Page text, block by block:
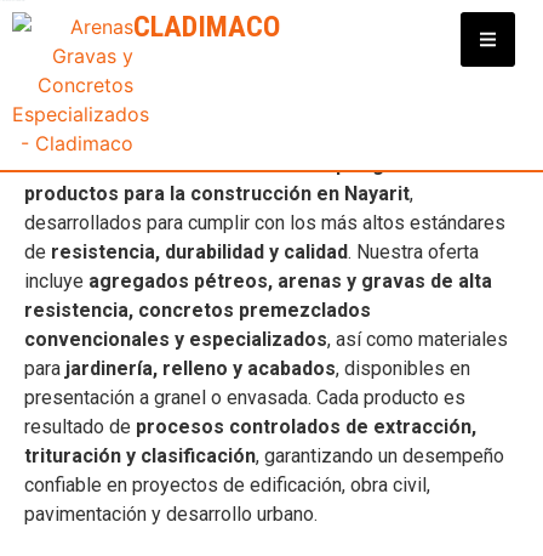
CLADIMACO
PROVEEDORES DE
CONSTRUCCIÓN EN NAYARIT
EnCladimacocontamos con unaamplia gama de
productos para la construcción en Nayarit,
desarrollados para cumplir con los más altos estándares
de resistencia, durabilidad y calidad. Nuestra oferta
incluye agregados pétreos, arenas y gravas de alta
resistencia, concretos premezclados
convencionales y especializados, así como materiales
para jardinería, relleno y acabados, disponibles en
presentación a granel o envasada. Cada producto es
resultado de procesos controlados de extracción,
trituración y clasificación, garantizando un desempeño
confiable en proyectos de edificación, obra civil,
pavimentación y desarrollo urbano.